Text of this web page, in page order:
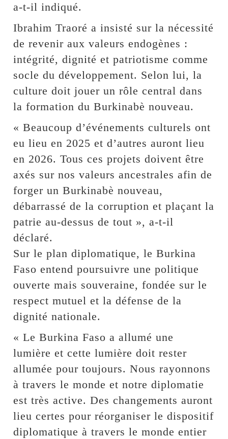
a-t-il indiqué.
Ibrahim Traoré a insisté sur la nécessité
de revenir aux valeurs endogènes :
intégrité, dignité et patriotisme comme
socle du développement. Selon lui, la
culture doit jouer un rôle central dans
la formation du Burkinabè nouveau.
« Beaucoup d’événements culturels ont
eu lieu en 2025 et d’autres auront lieu
en 2026. Tous ces projets doivent être
axés sur nos valeurs ancestrales afin de
forger un Burkinabè nouveau,
débarrassé de la corruption et plaçant la
patrie au-dessus de tout », a-t-il
déclaré.
Sur le plan diplomatique, le Burkina
Faso entend poursuivre une politique
ouverte mais souveraine, fondée sur le
respect mutuel et la défense de la
dignité nationale.
« Le Burkina Faso a allumé une
lumière et cette lumière doit rester
allumée pour toujours. Nous rayonnons
à travers le monde et notre diplomatie
est très active. Des changements auront
lieu certes pour réorganiser le dispositif
diplomatique à travers le monde entier